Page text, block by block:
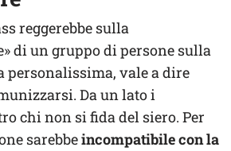
reggerebbe sulla
di un gruppo di persone sulla
personalissima, vale a dire
Da un lato i
chi non si fida del siero. Per
sarebbeincompatibile con la